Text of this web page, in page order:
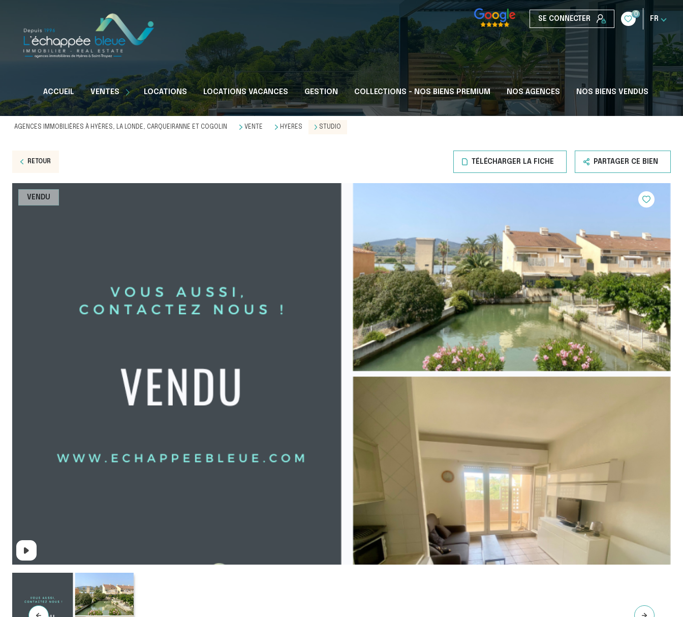
SE CONNECTER
0
FR
ACCUEIL VENTES
Appartements
Maisons
Terrains
LOCATIONS LOCATIONS VACANCES GESTION COLLECTIONS - NOS BIENS PREMIUM NOS AGENCES NOS BIENS VENDUS
AGENCES IMMOBILIÈRES À HYÈRES, LA LONDE, CARQUEIRANNE ET COGOLIN VENTE HYERES STUDIO
RETOUR TÉLÉCHARGER LA FICHE PARTAGER CE BIEN
VENDU